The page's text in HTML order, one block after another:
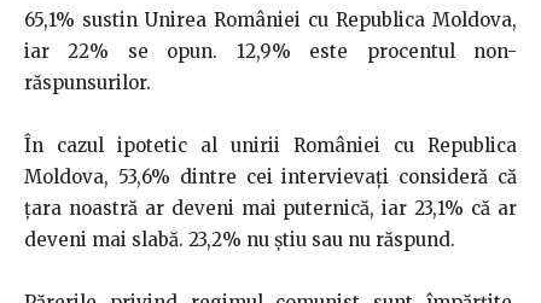
65,1% sustin Unirea României cu Republica Moldova,
iar 22% se opun. 12,9% este procentul non-
răspunsurilor.
În cazul ipotetic al unirii României cu Republica
Moldova, 53,6% dintre cei intervievați consideră că
țara noastră ar deveni mai puternică, iar 23,1% că ar
deveni mai slabă. 23,2% nu știu sau nu răspund.